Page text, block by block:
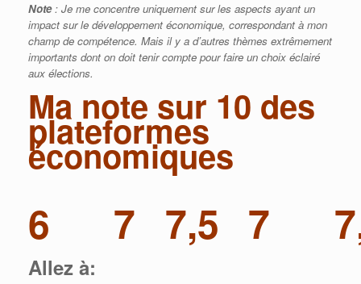
Note: Je me concentre uniquement sur les aspects ayant un
impact sur le développement économique, correspondant à mon
champ de compétence. Mais il y a d’autres thèmes extrêmement
importants dont on doit tenir compte pour faire un choix éclairé
aux élections.
Ma note sur 10 des
plateformes
économiques
6 7 7,5 7
Allez à: